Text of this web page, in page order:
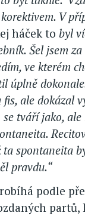
V
háček to byl
Šel jsem
ve kterém
úplně
ale dokázal
tváří jako, ale
ta spontaneita
pravdu.“
podle
partů,